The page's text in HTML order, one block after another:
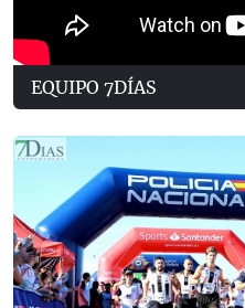
EQUIPO 7DÍAS